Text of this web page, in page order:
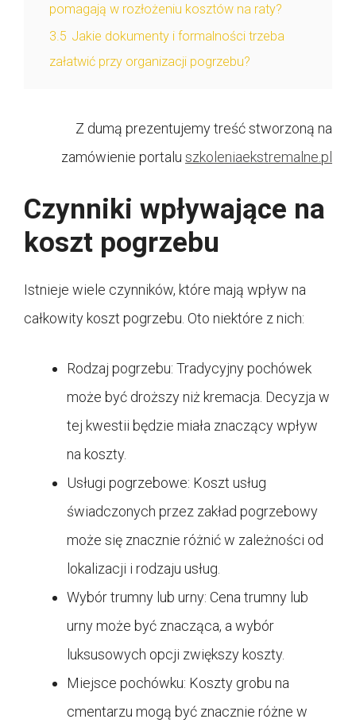
pomagają w rozłożeniu kosztów na raty?
3.5 Jakie dokumenty i formalności trzeba
załatwić przy organizacji pogrzebu?
Z dumą prezentujemy treść stworzoną na
zamówienie portalu szkoleniaekstremalne.pl
Czynniki wpływające na
koszt pogrzebu
Istnieje wiele czynników, które mają wpływ na
całkowity koszt pogrzebu. Oto niektóre z nich:
Rodzaj pogrzebu: Tradycyjny pochówek
może być droższy niż kremacja. Decyzja w
tej kwestii będzie miała znaczący wpływ
na koszty.
Usługi pogrzebowe: Koszt usług
świadczonych przez zakład pogrzebowy
może się znacznie różnić w zależności od
lokalizacji i rodzaju usług.
Wybór trumny lub urny: Cena trumny lub
urny może być znacząca, a wybór
luksusowych opcji zwiększy koszty.
Miejsce pochówku: Koszty grobu na
cmentarzu mogą być znacznie różne w